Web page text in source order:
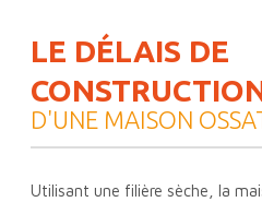
LE DÉLAIS DE
D'UNE MAISON
Utilisant une filière sèche, la